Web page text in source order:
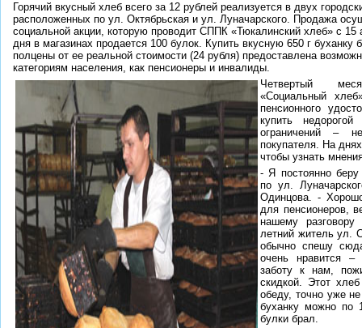
Горячий вкусный хлеб всего за 12 рублей реализуется в двух
расположенных по ул. Октябрьская и ул. Луначарского. Продажа
социальной акции, которую проводит СППК «Тюкалинский хлеб» с 15
дня в магазинах продается 100 булок. Купить вкусную 650 г буханку
полцены от ее реальной стоимости (24 рубля) предоставлена
категориям населения, как пенсионеры и инвалиды.
Четвертый
«Социальный
пенсионного
купить
ограничений –
покупателя. На
чтобы узнать
- Я постоянно
по ул.
Одинцова. -
для пенсионеров,
нашему
летний житель ул.
обычно спешу
очень нравится
заботу к нам,
скидкой. Этот
обеду, точно уже
буханку можно по
булки брал.